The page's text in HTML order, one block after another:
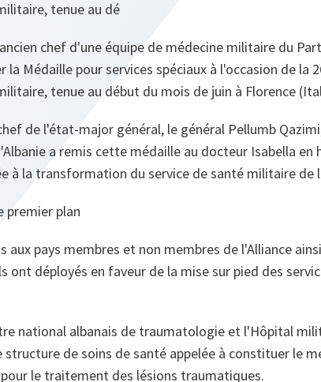
tenue au dé
chef d'une équipe de médecine militaire du
la Médaille pour services spéciaux à l'occasion de la
tenue au début du mois de juin à Florence
de l'état-major général, le général Pellumb
a remis cette médaille au docteur Isabella en
à la transformation du service de santé militaire de
premier plan
aux pays membres et non membres de l'Alliance
ont déployés en faveur de la mise sur pied des
national albanais de traumatologie et l'Hôpital
de soins de santé appelée à constituer le
le traitement des lésions traumatiques.